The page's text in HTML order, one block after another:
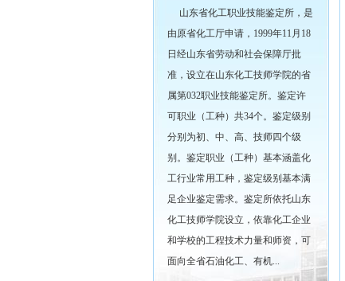
山东省化工职业技能鉴定所，是
由原省化工厅申请，1999年11月18
日经山东省劳动和社会保障厅批
准，设立在山东化工技师学院的省
属第032职业技能鉴定所。鉴定许
可职业（工种）共34个。鉴定级别
分别为初、中、高、技师四个级
别。鉴定职业（工种）基本涵盖化
工行业常用工种，鉴定级别基本满
足企业鉴定需求。鉴定所依托山东
化工技师学院设立，依靠化工企业
和学校的工程技术力量和师资，可
面向全省石油化工、有机...